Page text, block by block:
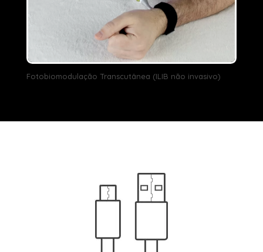
Fotobiomodulação Transcutânea (ILIB não invasivo)